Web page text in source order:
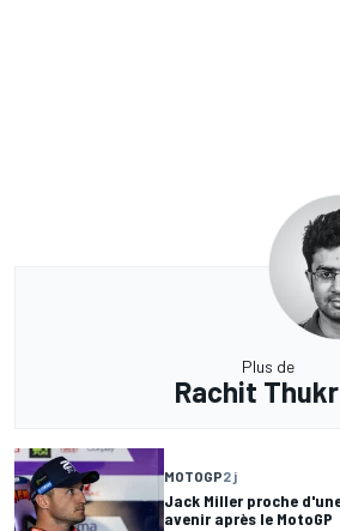
Plus de
Rachit
MOTOGP2 j
Jack Miller proche
avenir après le MotoGP